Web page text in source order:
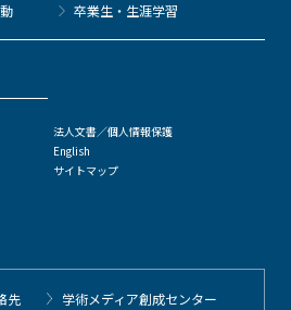
卒業生・生涯学習
法人文書／個人情報保護
English
サイトマップ
先
学術メディア創成センター